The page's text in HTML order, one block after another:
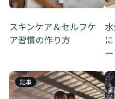
スキンケア＆セルフケ
ア習慣の作り方
記事